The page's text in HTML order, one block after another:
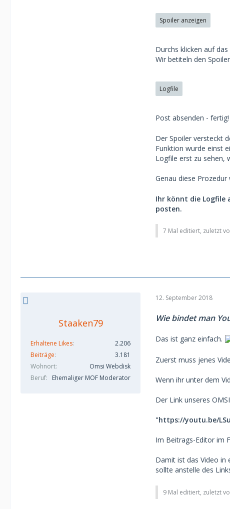
Spoiler anzeigen
Durchs klicken auf
Wir betiteln den
Logfile
Post absenden - fertig!
Der Spoiler versteckt
Funktion wurde einst
Logfile erst zu sehen,
Genau diese
Ihr könnt die Logfile
posten.
7 Mal editiert, zuletzt
Staaken79
Erhaltene Likes
2.206
Beiträge
3.181
Wohnort
Omsi Webdisk
Beruf
Ehemaliger MOF Moderator
12. September 2018
Wie bindet man
Das ist ganz einfach.
Zuerst muss jenes
Wenn ihr unter dem
Der Link unseres
"https://youtu.be/
Im Beitrags-Editor im
Damit ist das Video in
sollte anstelle des
9 Mal editiert, zuletzt